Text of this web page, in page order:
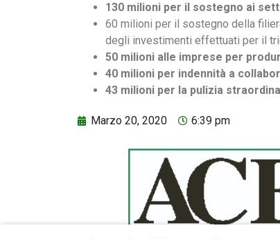
130 milioni per il sostegno ai
60 milioni per il sostegno della
degli investimenti effettuati per il
50 milioni alle imprese per
40 milioni per indennità a
43 milioni per la pulizia
Marzo 20, 2020 6:39 pm